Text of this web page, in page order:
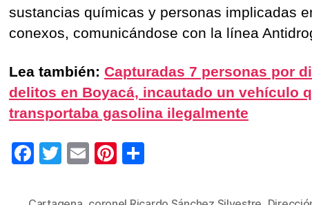
sustancias químicas y personas implicadas
conexos, comunicándose con la línea
Lea también: Capturadas 7 personas por
delitos en Boyacá, incautado un vehículo
transportaba gasolina ilegalmente
F
c
T
tt
E
ail
Pi
er m